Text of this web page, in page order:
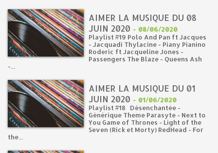
AIMER LA MUSIQUE DU 08
JUIN 2020 - 08/06/2020
Playlist #19 Polo And Pan ft Jacques
- Jacquadi Thylacine - Piany Pianino
Roderic ft Jacqueline Jones -
Passengers The Blaze - Queens Ash
-...
AIMER LA MUSIQUE DU 01
JUIN 2020 - 01/06/2020
Playlist #18 Désenchantée -
Générique Theme Parasyte - Next to
You Game of Thrones - Light of the
Seven (Rick et Morty) RedHead - For
the...